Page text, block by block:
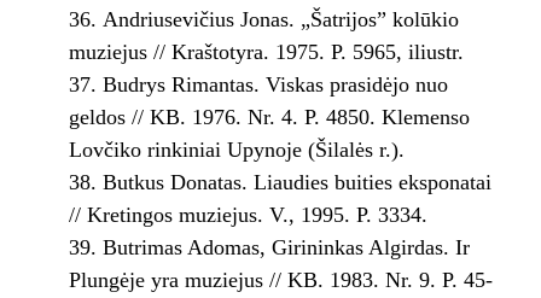
Andriusevičius Jonas. „Šatrijos” kolūkio
muziejus // Kraštotyra. 1975. P. 59­65, iliustr.
Budrys Rimantas. Viskas prasidėjo nuo
geldos // KB. 1976. Nr. 4. P. 48­50. Klemenso
Lovčiko rinkiniai Upynoje (Šilalės r.).
Butkus Donatas. Liaudies buities eksponatai
// Kretingos muziejus. V., 1995. P. 33­34.
Butrimas Adomas, Girininkas Algirdas. Ir
Plungėje yra muziejus // KB. 1983. Nr. 9. P. 45­